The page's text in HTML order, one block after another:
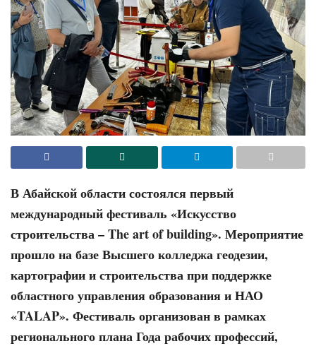
В Абайской области состоялся первый
международный фестиваль «Искусство
строительства – The art of building». Мероприятие
прошло на базе Высшего колледжа геодезии,
картографии и строительства при поддержке
областного управления образования и НАО
«TALAP». Фестиваль организован в рамках
регионального плана Года рабочих профессий,